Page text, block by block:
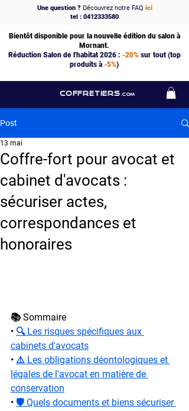
COFFRETIERS .COM
Une question ?Découvrez notre FAQ ici
tel : 0412333580
Bientôt disponible pour la nouvelle édition du salon à
Mornant.
Réduction Salon de l'habitat 2026 : -20%sur tout (top
produits à -5%)
Post
Coffre-fort pour avocat et
cabinet d'avocats :
sécuriser actes,
correspondances et
honoraires
13 mai
📚 Sommaire
• 🔍 Les risques spécifiques aux
cabinets d'avocats
• ⚠️ Les obligations déontologiques et
légales de l'avocat en matière de
conservation
• 🛡️ Quels documents et biens sécuriser